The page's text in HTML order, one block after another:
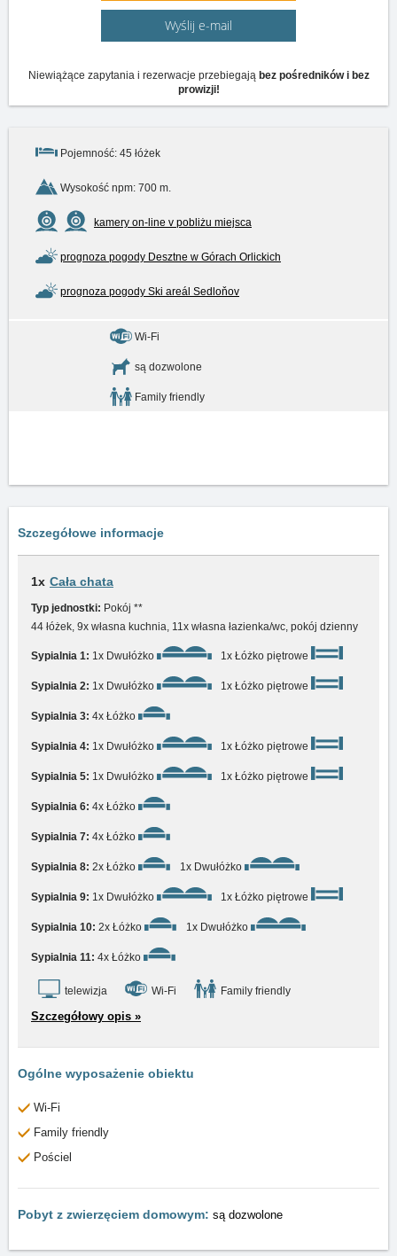
Wyślij e-mail
Niewiążące zapytania i rezerwacje przebiegają bez pośredników i bez
prowizji!
Pojemność: 45 łóżek
Wysokość npm: 700 m.
kamery on-line v pobliżu miejsca
prognoza pogody Desztne w Górach Orlickich
prognoza pogody Ski areál Sedloňov
Wi-Fi
są dozwolone
Family friendly
Szczegółowe informacje
1x Cała chata
Typ jednostki: Pokój **
44 łóżek, 9x własna kuchnia, 11x własna łazienka/wc, pokój dzienny
Sypialnia 1: 1x Dwułóżko 1x Łóżko piętrowe
Sypialnia 2: 1x Dwułóżko 1x Łóżko piętrowe
Sypialnia 3: 4x Łóżko
Sypialnia 4: 1x Dwułóżko 1x Łóżko piętrowe
Sypialnia 5: 1x Dwułóżko 1x Łóżko piętrowe
Sypialnia 6: 4x Łóżko
Sypialnia 7: 4x Łóżko
Sypialnia 8: 2x Łóżko 1x Dwułóżko
Sypialnia 9: 1x Dwułóżko 1x Łóżko piętrowe
Sypialnia 10: 2x Łóżko 1x Dwułóżko
Sypialnia 11: 4x Łóżko
telewizja Wi-Fi Family friendly
Szczegółowy opis »
Ogólne wyposażenie obiektu
Wi-Fi
Family friendly
Pościel
Pobyt z zwierzęciem domowym: są dozwolone